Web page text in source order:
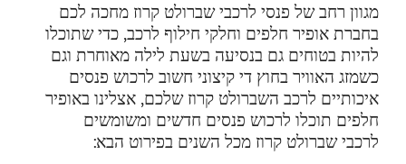
מגוון רחב של פנסי לרכבי שברולט קרוז מחכה לכם
בחברת אופיר חלפים וחלקי חילוף לרכב, כדי שתוכלו
להיות בטוחים גם בנסיעה בשעת לילה מאוחרת וגם
כשמזג האוויר בחוץ די קיצוני חשוב לרכוש פנסים
איכותיים לרכב השברולט קרוז שלכם, אצלינו באופיר
חלפים תוכלו לרכוש פנסים חדשים ומשומשים
לרכבי שברולט קרוז מכל השנים בפירוט הבא: